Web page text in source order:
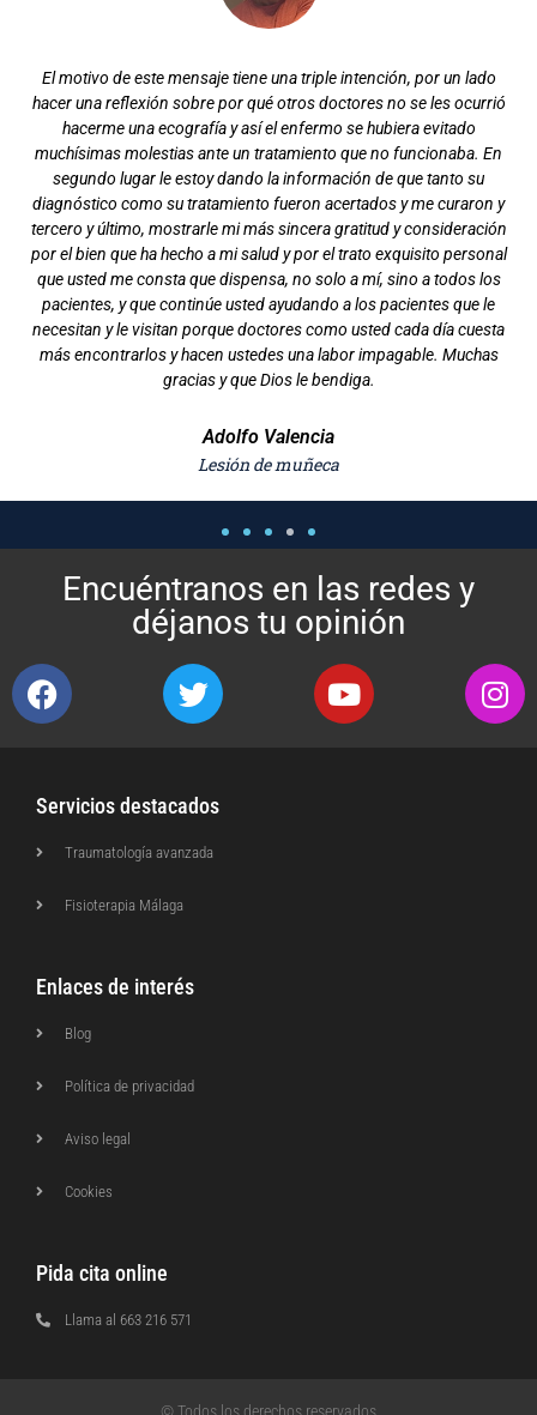
Gracias al Doctor De la Varga sigo disfrutando de mi deporte y
ganando. Gracias¡¡
Juan Luis Aranda
Campeón de disciplina de Trial
Encuéntranos en las redes y
déjanos tu opinión
Servicios destacados
Traumatología avanzada
Fisioterapia Málaga
Enlaces de interés
Blog
Política de privacidad
Aviso legal
Cookies
Pida cita online
Llama al 663 216 571